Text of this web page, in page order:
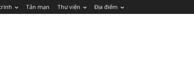
Tản mạn Thư viện Địa điểm